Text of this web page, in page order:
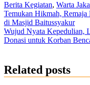
Berita Kegiatan, Warta
Post
navigation
Temukan Hikmah,
di Masjid Baitussyakur
Wujud Nyata Kepedulian,
Donasi untuk Korban
Related posts